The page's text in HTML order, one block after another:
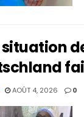
AOÛT 4, 2026 0